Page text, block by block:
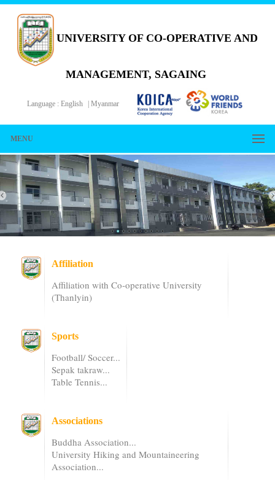
UNIVERSITY OF CO-OPERATIVE AND
MANAGEMENT, SAGAING
Language : English | Myanmar
MENU
Affiliation
Affiliation with Co-operative University
(Thanlyin)
Sports
Football/ Soccer...
Sepak takraw...
Table Tennis...
Associations
Buddha Association...
University Hiking and Mountaineering
Association...